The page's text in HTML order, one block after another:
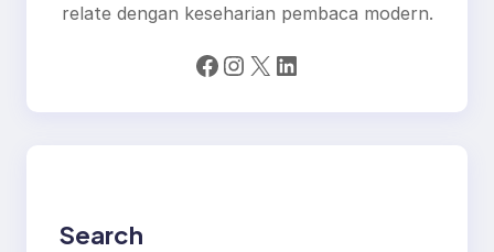
relate dengan keseharian pembaca modern.
Facebook Instagram X LinkedIn
Search